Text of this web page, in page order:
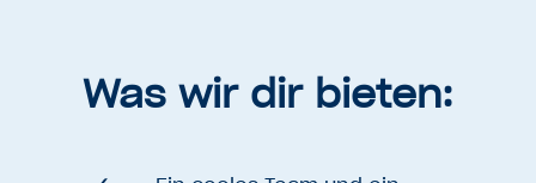
Was wir dir bieten: